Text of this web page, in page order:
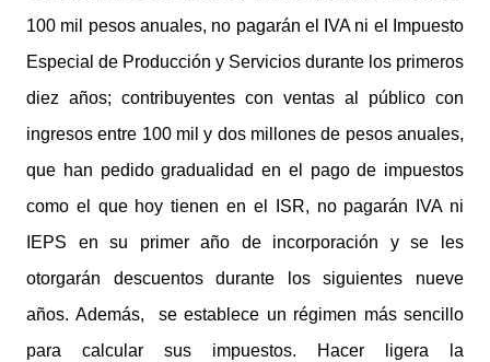
100 mil pesos anuales, no pagarán el IVA ni el Impuesto
Especial de Producción y Servicios durante los primeros
diez años; contribuyentes con ventas al público con
ingresos entre 100 mil y dos millones de pesos anuales,
que han pedido gradualidad en el pago de impuestos
como el que hoy tienen en el ISR, no pagarán IVA ni
IEPS en su primer año de incorporación y se les
otorgarán descuentos durante los siguientes nueve
años. Además, se establece un régimen más sencillo
para calcular sus impuestos. Hacer ligera la